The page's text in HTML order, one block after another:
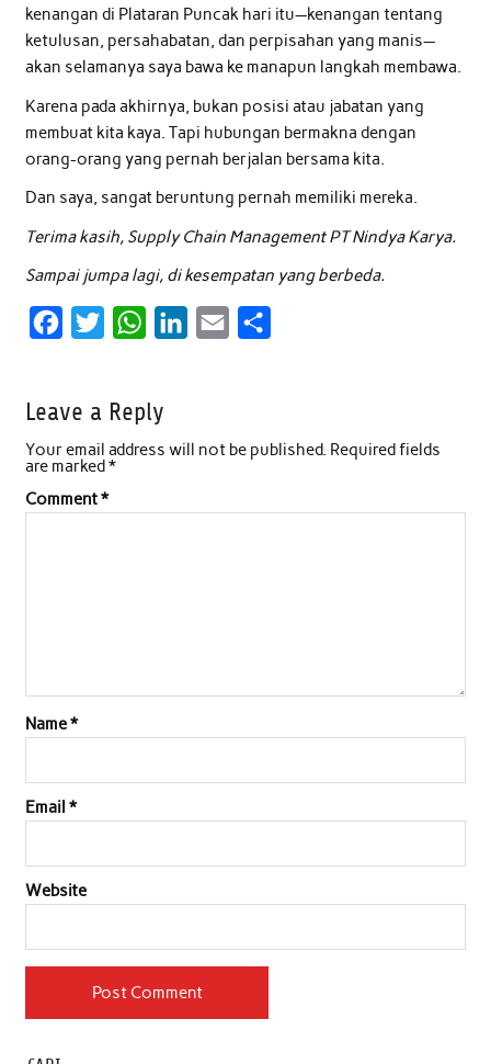
kenangan di Plataran Puncak hari itu—kenangan tentang
ketulusan, persahabatan, dan perpisahan yang manis—
akan selamanya saya bawa ke manapun langkah membawa.
Karena pada akhirnya, bukan posisi atau jabatan yang
membuat kita kaya. Tapi hubungan bermakna dengan
orang-orang yang pernah berjalan bersama kita.
Dan saya, sangat beruntung pernah memiliki mereka.
Terima kasih, Supply Chain Management PT Nindya Karya.
Sampai jumpa lagi, di kesempatan yang berbeda.
e
b
o
t
e
r
W
t
s
p
e
I
l
e
Leave a Reply
Your email address will not be published. Required fields
are marked*
Comment*
Name*
Email *
Website